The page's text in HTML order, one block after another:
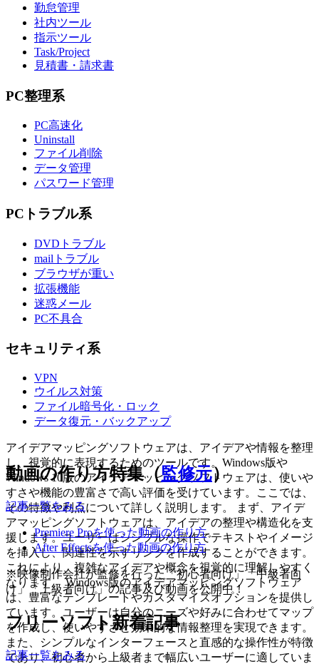
勤怠管理
社内ツール
指示ツール
Task/Project
見積書・請求書
PC整理系
PC高速化
Uninstall
ファイル削除
データ管理
パスワード管理
PCトラブル系
DVDトラブル
mailトラブル
ブラウザが重い
拡張機能
迷惑メール
PC不具合
セキュリティ系
VPN
ウイルス対策
ファイル暗号化・ロック
データ復元・バックアップ
アイデアマッピングソフトウェアは、アイデアや情報を整理
し、視覚的に表現するためのツールです。Windows版や
Windows 10版のアイデアマッピングソフトウェアは、使いや
すさや機能の豊富さで高い評価を受けています。ここでは、
その特徴や利点について詳しく説明します。 まず、アイデ
アマッピングソフトウェアは、アイデアの整理や構造化を支
援します。ユーザーはシンプルな操作でテキストやイメージ
を挿入し、関連性を示すリンクを作成することができます。
これにより、複雑なアイデアや概念を視覚的に理解しやすく
なります。 Windows版のアイデアマッピングソフトウェア
は、豊富なテンプレートやカスタマイズオプションを提供し
ています。ユーザーは自分のニーズや好みに合わせてマップ
を作成し、使いやすさと効果的な情報整理を実現できます。
また、シンプルなインターフェースと直感的な操作性が特徴
であり、初心者から上級者まで幅広いユーザーに適していま
動画の作り方特集（監修元）
記事一覧をみる
Premiere Proを使った動画の作り方
After Effectsを使った動画の作り方
※映像制作会社が監修を行った「初心者向け」「中級者向
け」「上級者向け」の記事及び動画を公開中！
フリーソフト新着記事
記事一覧をみる